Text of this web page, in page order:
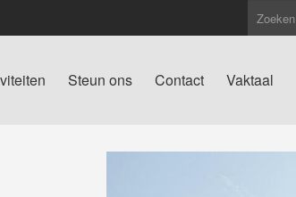
Steun ons Contact Vaktaal